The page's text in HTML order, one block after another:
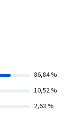
86,84 %
10,52 %
2,63 %